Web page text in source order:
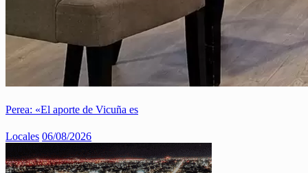
Perea: «El aporte de Vicuña es
Locales 06/08/2026